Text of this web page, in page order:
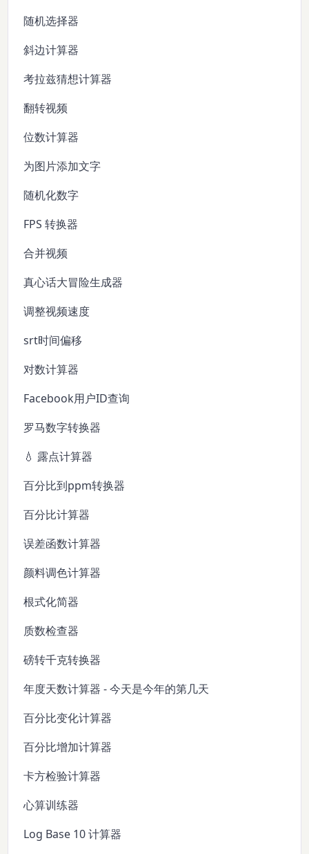
随机选择器
斜边计算器
考拉兹猜想计算器
翻转视频
位数计算器
为图片添加文字
随机化数字
FPS 转换器
合并视频
真心话大冒险生成器
调整视频速度
srt时间偏移
对数计算器
Facebook用户ID查询
罗马数字转换器
💧 露点计算器
百分比到ppm转换器
百分比计算器
误差函数计算器
颜料调色计算器
根式化简器
质数检查器
磅转千克转换器
年度天数计算器 - 今天是今年的第几天
百分比变化计算器
百分比增加计算器
卡方检验计算器
心算训练器
Log Base 10 计算器